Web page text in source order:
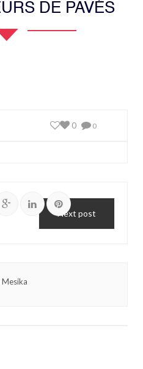
DE PAVÉS
0
0
Next post
Mesika